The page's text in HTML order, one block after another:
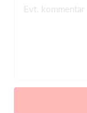
Evt. kommentar